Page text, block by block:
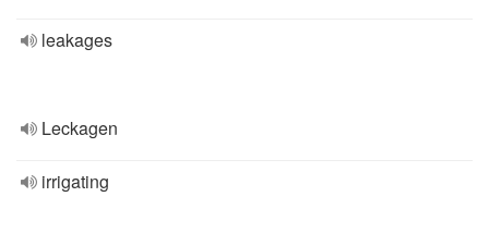
leakages
Leckagen
irrigating